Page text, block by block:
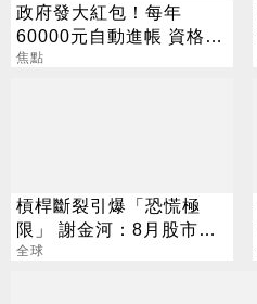
政府發大紅包！每年
60000元自動進帳 資格一
次看
焦點
槓桿斷裂引爆「恐慌極
限」 謝金河：8月股市得
看「這2檔」
全球